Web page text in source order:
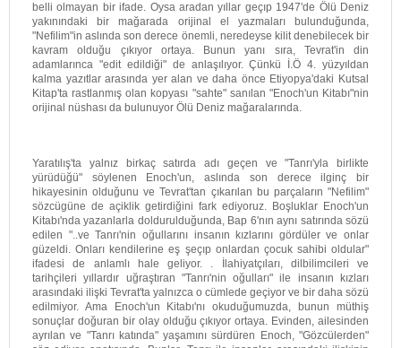
belli olmayan bir ifade. Oysa aradan yıllar geçıp 1947'de Ölü Deniz
yakınındaki bir mağarada orijinal el yazmaları bulunduğunda,
"Nefilim"in aslında son derece önemli, neredeyse kilit denebilecek bir
kavram olduğu çıkıyor ortaya. Bunun yanı sıra, Tevrat'in din
adamlarınca "edit edildiği" de anlaşılıyor. Çünkü İ.Ö 4. yüzyıldan
kalma yazıtlar arasında yer alan ve daha önce Etiyopya'daki Kutsal
Kitap'ta rastlanmış olan kopyası "sahte" sanılan "Enoch'un Kitabı"nin
orijinal nüshası da bulunuyor Ölü Deniz mağaralarında.
Yaratılış'ta yalnız birkaç satırda adı geçen ve "Tanrı'yla birlikte
yürüdüğü" söylenen Enoch'un, aslında son derece ilginç bir
hikayesinin olduğunu ve Tevrat'tan çıkarılan bu parçaların "Nefilim"
sözcügüne de açiklik getirdiğini fark ediyoruz. Boşluklar Enoch'un
Kitabı'nda yazanlarla doldurulduğunda, Bap 6'nın aynı satırında sözü
edilen "..ve Tanrı'nin oğullarını insanın kızlarını gördüler ve onlar
güzeldi. Onları kendilerine eş şeçıp onlardan çocuk sahibi oldular"
ifadesi de anlamlı hale geliyor. . İlahiyatçıları, dilbilimcileri ve
tarihçileri yıllardır uğraştıran "Tanrı'nin oğulları" ile insanın kızları
arasındaki ilişki Tevrat'ta yalnızca o cümlede geçiyor ve bir daha sözü
edilmiyor. Ama Enoch'un Kitabı'nı okuduğumuzda, bunun müthiş
sonuçlar doğuran bir olay olduğu çıkıyor ortaya. Evinden, ailesinden
ayrılan ve "Tanrı katında" yaşamını sürdüren Enoch, "Gözcülerden"